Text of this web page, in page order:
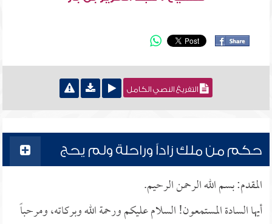
التفريغ النصي الكامل
حكم من ملك زاداً وراحلة ولم يحج
المقدم: بسم الله الرحمن الرحيم.
أيها السادة المستمعون! السلام عليكم ورحمة الله وبركاته، ومرحباً